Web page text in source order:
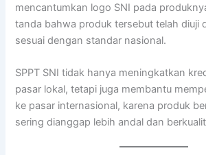
mencantumkan logo SNI pada
tanda bahwa produk tersebut telah diuji
sesuai dengan standar nasional.
SPPT SNI tidak hanya meningkatkan
pasar lokal, tetapi juga membantu
ke pasar internasional, karena produk
sering dianggap lebih andal dan